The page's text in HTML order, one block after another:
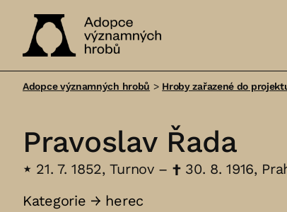
významných
Adopce významných hrobů > Hroby zařazené do
Pravoslav Řada
⋆ 21. 7. 1852, Turnov – †30. 8. 1916,
Kategorie → herec